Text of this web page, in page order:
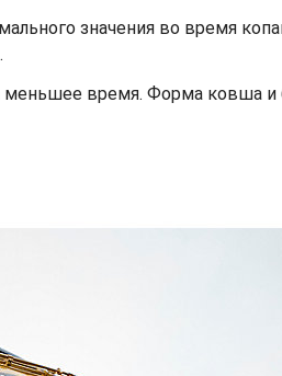
значения во время
меньшее время. Форма ковша